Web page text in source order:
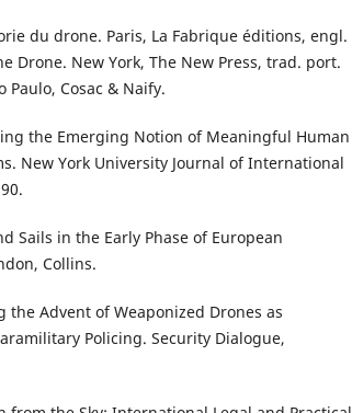
du drone. Paris, La Fabrique éditions, engl.
Drone. New York, The New Press, trad. port.
Paulo, Cosac & Naify.
the Emerging Notion of Meaningful Human
New York University Journal of International
Sails in the Early Phase of European
Collins.
the Advent of Weaponized Drones as
Policing. Security Dialogue,